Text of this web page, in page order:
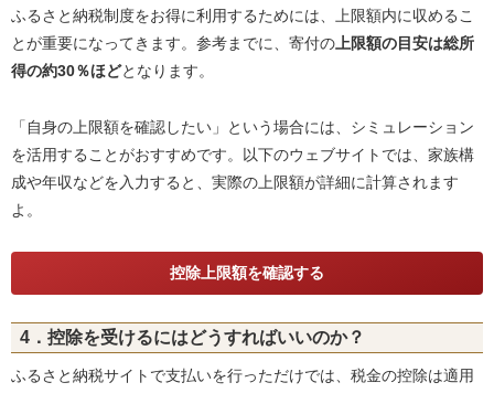
ふるさと納税制度をお得に利用するためには、上限額内に収めるこ
とが重要になってきます。参考までに、寄付の上限額の目安は総所
得の約30％ほどとなります。
「自身の上限額を確認したい」という場合には、シミュレーション
を活用することがおすすめです。以下のウェブサイトでは、家族構
成や年収などを入力すると、実際の上限額が詳細に計算されます
よ。
控除上限額を確認する
4．控除を受けるにはどうすればいいのか？
ふるさと納税サイトで支払いを行っただけでは、税金の控除は適用